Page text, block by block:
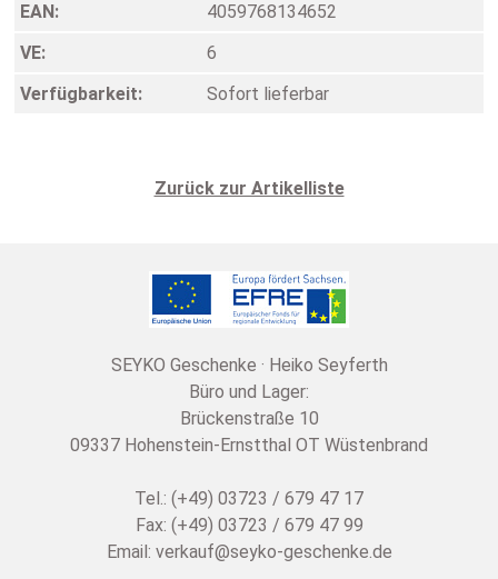
EAN:
4059768134652
VE:
6
Verfügbarkeit:
Sofort lieferbar
Zurück zur Artikelliste
SEYKO Geschenke · Heiko Seyferth
Büro und Lager:
Brückenstraße 10
09337 Hohenstein-Ernstthal OT Wüstenbrand
Tel.: (+49) 03723 / 679 47 17
Fax: (+49) 03723 / 679 47 99
Email: verkauf@seyko-geschenke.de